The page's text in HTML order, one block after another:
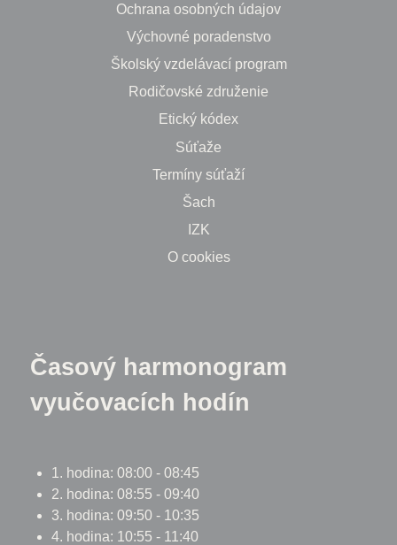
Ochrana osobných údajov
Výchovné poradenstvo
Školský vzdelávací program
Rodičovské združenie
Etický kódex
Súťaže
Termíny súťaží
Šach
IZK
O cookies
Časový harmonogram
vyučovacích hodín
1. hodina: 08:00 - 08:45
2. hodina: 08:55 - 09:40
3. hodina: 09:50 - 10:35
4. hodina: 10:55 - 11:40